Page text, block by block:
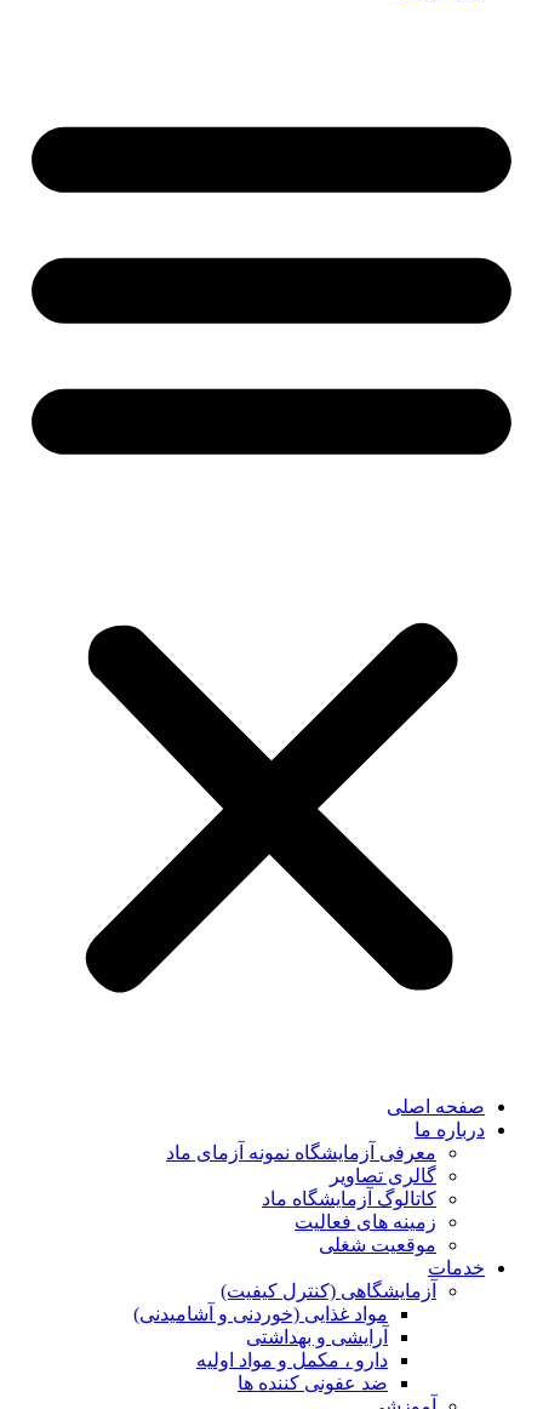
صفحه اصلی
درباره ما
معرفی آزمایشگاه نمونه آزمای ماد
گالری تصاویر
کاتالوگ آزمایشگاه ماد
زمینه های فعالیت
موقعیت شغلی
خدمات
آزمایشگاهی (کنترل کیفیت)
مواد غذایی (خوردنی و آشامیدنی)
آرایشی و بهداشتی
دارو ، مکمل و مواد اولیه
ضد عفونی کننده ها